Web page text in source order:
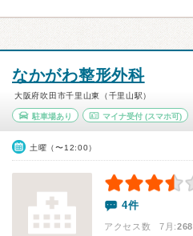
なかがわ整形外科
大阪府吹田市千里山東（千里山駅）
駐車場あり マイナ受付(スマホ可)
土曜（〜12:00）
4件
アクセス数 7月:268